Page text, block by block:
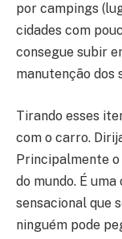
por campings
cidades com
consegue subir
manutenção dos
Tirando esses
com o carro.
Principalmente o
do mundo. É
sensacional que
ninguém pode